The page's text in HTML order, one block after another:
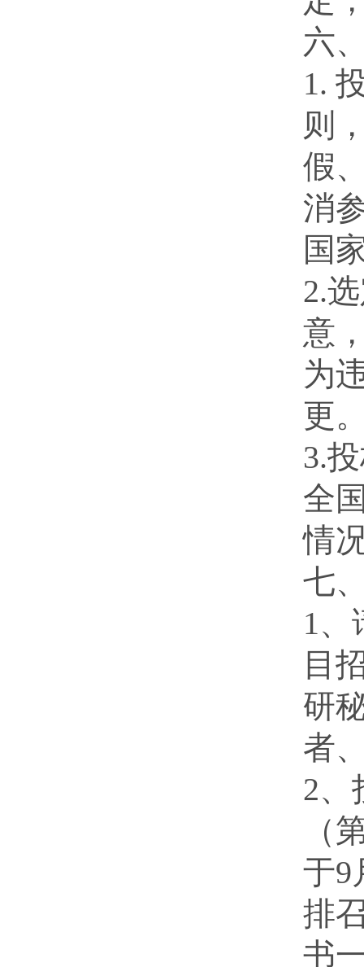
六
1.
则
假
消
国
2.
意
为
更
3.
全
情
七
1、
目
研
者
2、
（
于9
排
书